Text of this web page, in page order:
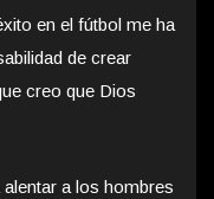
en el fútbol me ha
de crear
creo que Dios
a los hombres